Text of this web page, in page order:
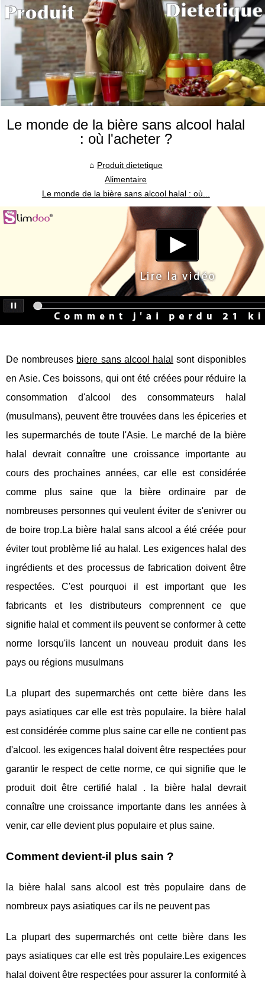
Le monde de la bière sans alcool halal
: où l'acheter ?
Produit dietetique
Alimentaire
Le monde de la bière sans alcool halal : où...
De nombreuses biere sans alcool halal sont disponibles
en Asie. Ces boissons, qui ont été créées pour réduire la
consommation d'alcool des consommateurs halal
(musulmans), peuvent être trouvées dans les épiceries et
les supermarchés de toute l'Asie. Le marché de la bière
halal devrait connaître une croissance importante au
cours des prochaines années, car elle est considérée
comme plus saine que la bière ordinaire par de
nombreuses personnes qui veulent éviter de s'enivrer ou
de boire trop.La bière halal sans alcool a été créée pour
éviter tout problème lié au halal. Les exigences halal des
ingrédients et des processus de fabrication doivent être
respectées. C'est pourquoi il est important que les
fabricants et les distributeurs comprennent ce que
signifie halal et comment ils peuvent se conformer à cette
norme lorsqu'ils lancent un nouveau produit dans les
pays ou régions musulmans
La plupart des supermarchés ont cette bière dans les
pays asiatiques car elle est très populaire. la bière halal
est considérée comme plus saine car elle ne contient pas
d'alcool. les exigences halal doivent être respectées pour
garantir le respect de cette norme, ce qui signifie que le
produit doit être certifié halal . la bière halal devrait
connaître une croissance importante dans les années à
venir, car elle devient plus populaire et plus saine.
Comment devient-il plus sain ?
la bière halal sans alcool est très populaire dans de
nombreux pays asiatiques car ils ne peuvent pas
La plupart des supermarchés ont cette bière dans les
pays asiatiques car elle est très populaire.Les exigences
halal doivent être respectées pour assurer la conformité à